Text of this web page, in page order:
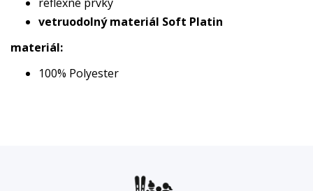
vetruodolný materiál Soft Platin
materiál:
100% Polyester